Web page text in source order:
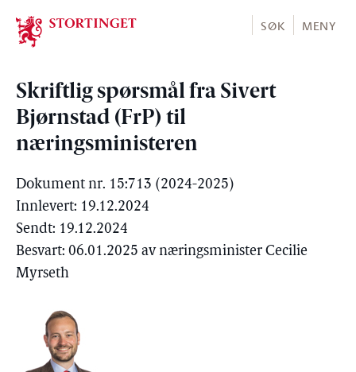
Stortinget.no
SØK MENY
Skriftlig spørsmål fra Sivert
Bjørnstad (FrP) til
næringsministeren
Dokument nr. 15:713 (2024-2025)
Innlevert: 19.12.2024
Sendt: 19.12.2024
Besvart: 06.01.2025 av næringsminister Cecilie
Myrseth